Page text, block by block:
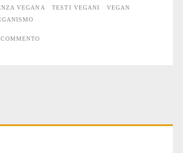
VEGANA
TESTI VEGANI
VEGAN